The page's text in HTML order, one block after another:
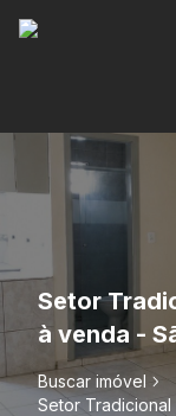
Setor
à venda -
Buscar imóvel
Setor